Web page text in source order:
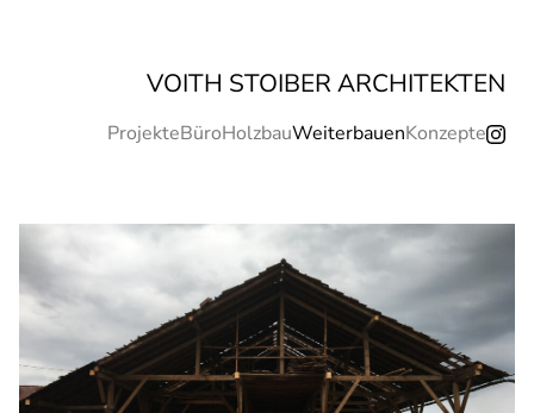
VOITH STOIBER ARCHITEKTEN
ProjekteBüroHolzbauWeiterbauenKonzepte